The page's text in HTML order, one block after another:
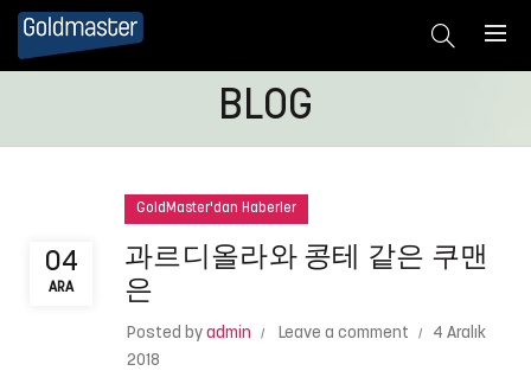
BLOG
04
ARA
GoldMaster'dan Haberler
과르디올라와 콩테 같은 쿠맨
은
Posted by admin Leave a comment
4 Aralık
2018